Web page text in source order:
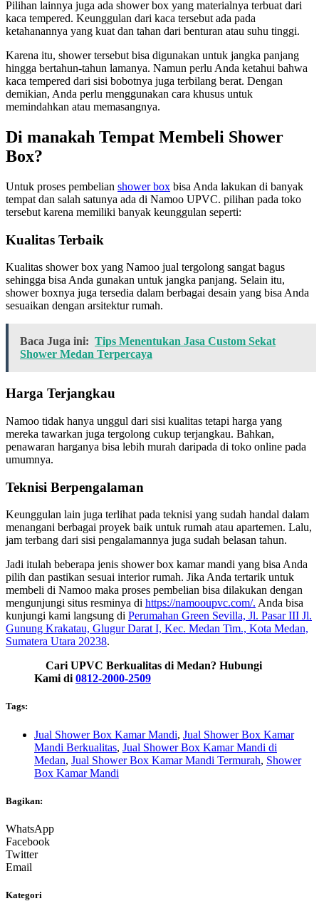
Pilihan lainnya juga ada shower box yang materialnya terbuat dari
kaca tempered. Keunggulan dari kaca tersebut ada pada
ketahanannya yang kuat dan tahan dari benturan atau suhu tinggi.
Karena itu, shower tersebut bisa digunakan untuk jangka panjang
hingga bertahun-tahun lamanya. Namun perlu Anda ketahui bahwa
kaca tempered dari sisi bobotnya juga terbilang berat. Dengan
demikian, Anda perlu menggunakan cara khusus untuk
memindahkan atau memasangnya.
Di manakah Tempat Membeli Shower
Box?
Untuk proses pembelian shower box bisa Anda lakukan di banyak
tempat dan salah satunya ada di Namoo UPVC. pilihan pada toko
tersebut karena memiliki banyak keunggulan seperti:
Kualitas Terbaik
Kualitas shower box yang Namoo jual tergolong sangat bagus
sehingga bisa Anda gunakan untuk jangka panjang. Selain itu,
shower boxnya juga tersedia dalam berbagai desain yang bisa Anda
sesuaikan dengan arsitektur rumah.
Baca Juga ini: Tips Menentukan Jasa Custom Sekat
Shower Medan Terpercaya
Harga Terjangkau
Namoo tidak hanya unggul dari sisi kualitas tetapi harga yang
mereka tawarkan juga tergolong cukup terjangkau. Bahkan,
penawaran harganya bisa lebih murah daripada di toko online pada
umumnya.
Teknisi Berpengalaman
Keunggulan lain juga terlihat pada teknisi yang sudah handal dalam
menangani berbagai proyek baik untuk rumah atau apartemen. Lalu,
jam terbang dari sisi pengalamannya juga sudah belasan tahun.
Jadi itulah beberapa jenis shower box kamar mandi yang bisa Anda
pilih dan pastikan sesuai interior rumah. Jika Anda tertarik untuk
membeli di Namoo maka proses pembelian bisa dilakukan dengan
mengunjungi situs resminya di https://namooupvc.com/. Anda bisa
kunjungi kami langsung di Perumahan Green Sevilla, Jl. Pasar III Jl.
Gunung Krakatau, Glugur Darat I, Kec. Medan Tim., Kota Medan,
Sumatera Utara 20238.
Cari UPVC Berkualitas di Medan? Hubungi
Kami di 0812-2000-2509
Tags:
Jual Shower Box Kamar Mandi, Jual Shower Box Kamar
Mandi Berkualitas, Jual Shower Box Kamar Mandi di
Medan, Jual Shower Box Kamar Mandi Termurah, Shower
Box Kamar Mandi
Bagikan:
WhatsApp
Facebook
Twitter
Email
Kategori